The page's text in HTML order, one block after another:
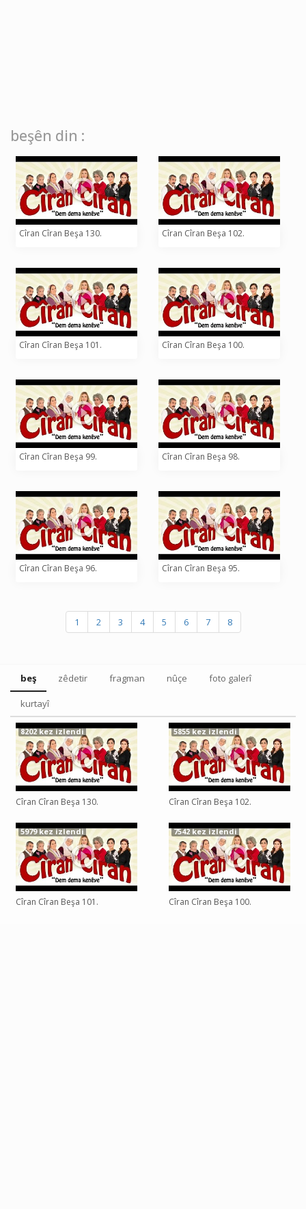
beşên din :
Cîran Cîran Beşa 130. Cîran Cîran Beşa 102.
Cîran Cîran Beşa 101. Cîran Cîran Beşa 100.
Cîran Cîran Beşa 99. Cîran Cîran Beşa 98.
Cîran Cîran Beşa 96. Cîran Cîran Beşa 95.
1 2 3 4 5 6 7 8
beş zêdetir fragman nûçe foto galerî
kurtayî
Cîran Cîran Beşa 130.
8202 kez izlendi
Cîran Cîran Beşa 102.
5855 kez izlendi
Cîran Cîran Beşa 101.
5979 kez izlendi
Cîran Cîran Beşa 100.
7542 kez izlendi